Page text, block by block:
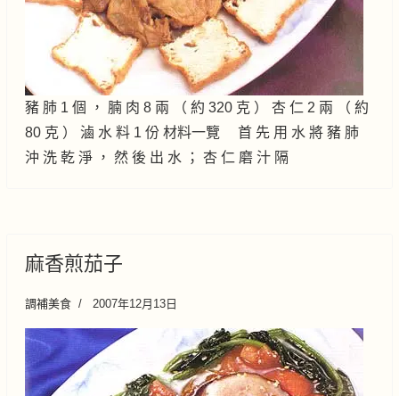
豬 肺 1 個 ， 腩 肉 8 兩 （ 約 320 克 ） 杏 仁 2 兩 （ 約
80 克 ） 滷 水 料 1 份 材料一覽 首 先 用 水 將 豬 肺
沖 洗 乾 淨 ， 然 後 出 水 ； 杏 仁 磨 汁 隔
麻香煎茄子
調補美食 2007年12月13日